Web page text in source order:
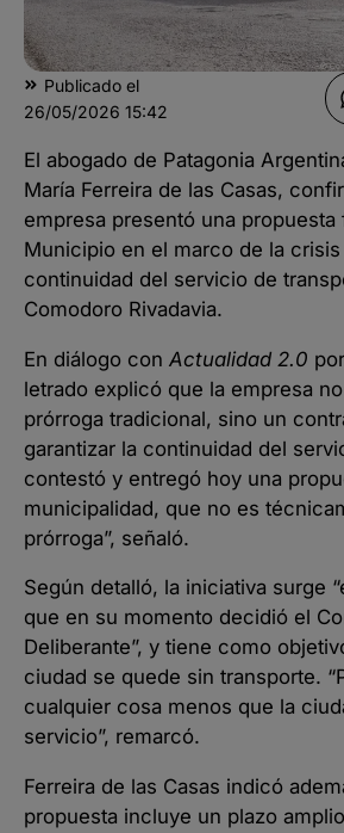
Publicado el
26/05/2026 15:42
El abogado de Patagonia
María Ferreira de las Casas,
empresa presentó una propuesta
Municipio en el marco de la crisis
continuidad del servicio de
Comodoro Rivadavia.
En diálogo con Actualidad 2.0 por
letrado explicó que la empresa
prórroga tradicional, sino un
garantizar la continuidad del
contestó y entregó hoy una
municipalidad, que no es
prórroga”, señaló.
Según detalló, la iniciativa surge
que en su momento decidió el
Deliberante”, y tiene como
ciudad se quede sin transporte.
cualquier cosa menos que la
servicio”, remarcó.
Ferreira de las Casas indicó
propuesta incluye un plazo